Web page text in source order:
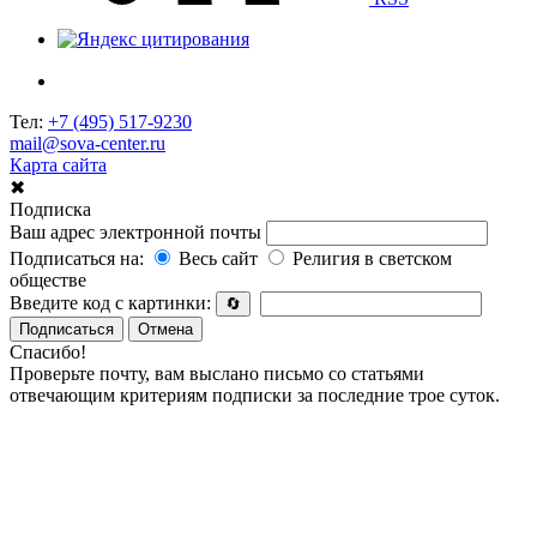
Тел: +7 (495) 517-9230
mail@sova-center.ru
Карта сайта
✖
Подписка
Ваш адрес электронной почты
Подписаться на:
Весь сайт
Религия в светском
обществе
Введите код с картинки:
🔄
Подписаться
Отмена
Спасибо!
Проверьте почту, вам выслано письмо со статьями
отвечающим критериям подписки за последние трое суток.